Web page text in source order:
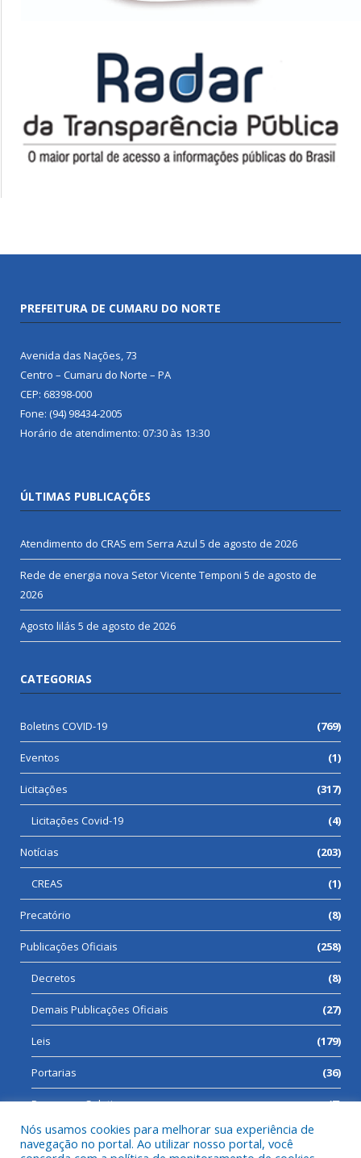
PREFEITURA DE CUMARU DO NORTE
Avenida das Nações, 73
Centro – Cumaru do Norte – PA
CEP: 68398-000
Fone: (94) 98434-2005
Horário de atendimento: 07:30 às 13:30
ÚLTIMAS PUBLICAÇÕES
Atendimento do CRAS em Serra Azul 5 de agosto de 2026
Rede de energia nova Setor Vicente Temponi 5 de agosto de
2026
Agosto lilás 5 de agosto de 2026
CATEGORIAS
Boletins COVID-19 (769)
Eventos (1)
Licitações (317)
Licitações Covid-19 (4)
Notícias (203)
CREAS (1)
Precatório (8)
Publicações Oficiais (258)
Decretos (8)
Demais Publicações Oficiais (27)
Leis (179)
Portarias (36)
Processos Seletivos (7)
Nós usamos cookies para melhorar sua experiência de
navegação no portal. Ao utilizar nosso portal, você